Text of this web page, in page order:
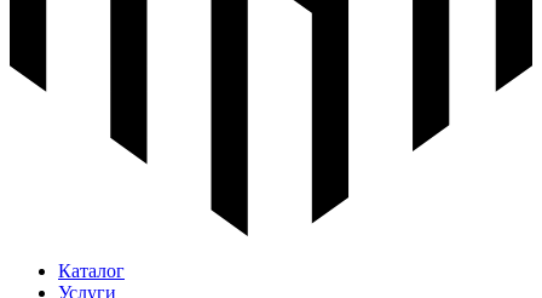
Каталог
Услуги